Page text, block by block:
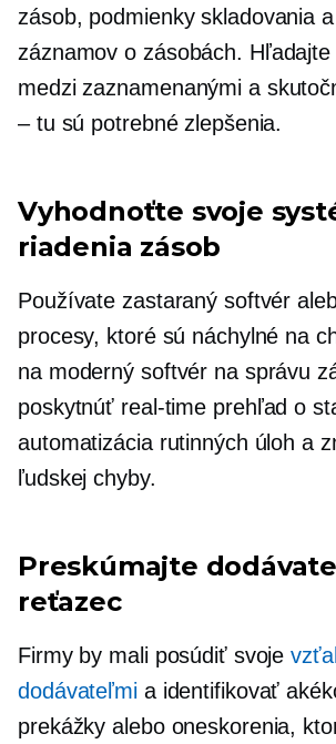
zásob, podmienky skladovania
záznamov o zásobách.
medzi zaznamenanými a
– tu sú potrebné zlepšenia.
Vyhodnoťte svoje
riadenia zásob
Používate zastaraný softvér
procesy, ktoré sú náchylné na
na moderný softvér na správu
poskytnúť real-time prehľad o
automatizácia rutinných úloh a
ľudskej chyby.
Preskúmajte
reťazec
Firmy by mali posúdiť svoje
dodávateľmia identifikovať
prekážky alebo oneskorenia,